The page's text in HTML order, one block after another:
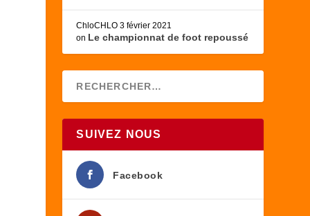
ChloCHLO 3 février 2021
on Le championnat de foot repoussé
SUIVEZ NOUS
Facebook